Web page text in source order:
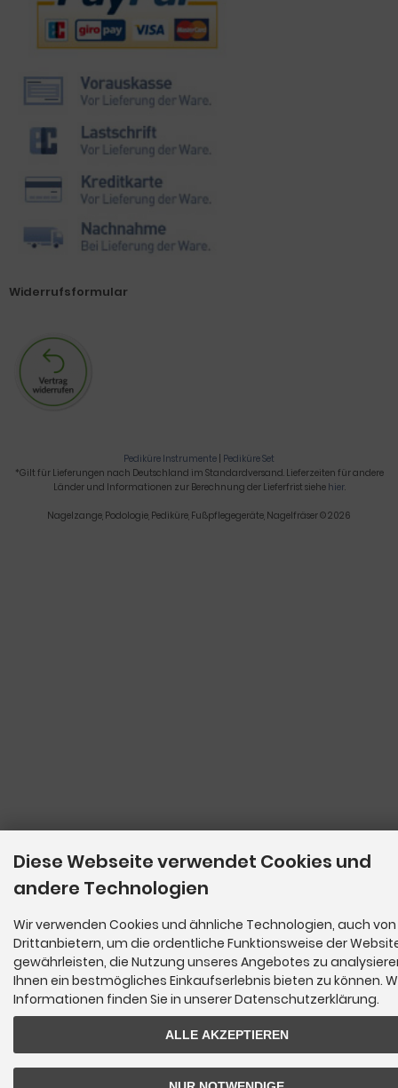
Widerrufsformular
Pediküre Instrumente | Pediküre Set
*Gilt für Lieferungen nach Deutschland im Standardversand. Lieferzeiten für andere
Länder und Informationen zur Berechnung der Lieferfrist siehe hier.
Nagelzange, Podologie, Pediküre, Fußpflegegeräte, Nagelfräser © 2026
Diese Webseite verwendet Cookies und
andere Technologien
Wir verwenden Cookies und ähnliche Technologien, auch von
Drittanbietern, um die ordentliche Funktionsweise der
gewährleisten, die Nutzung unseres Angebotes zu
Ihnen ein bestmögliches Einkaufserlebnis bieten zu können.
Informationen finden Sie in unserer Datenschutzerklärung.
ALLE AKZEPTIEREN